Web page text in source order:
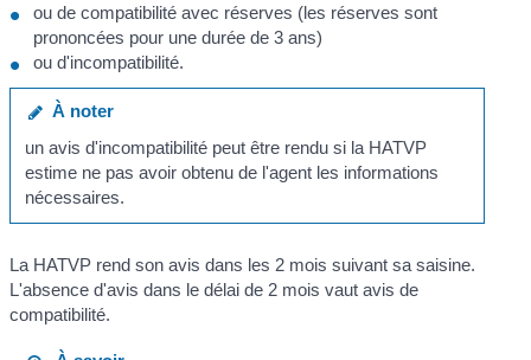
ou de compatibilité avec réserves (les réserves sont
prononcées pour une durée de 3 ans)
ou d'incompatibilité.
À noter
un avis d'incompatibilité peut être rendu si la HATVP
estime ne pas avoir obtenu de l'agent les informations
nécessaires.
La HATVP rend son avis dans les 2 mois suivant sa saisine.
L'absence d'avis dans le délai de 2 mois vaut avis de
compatibilité.